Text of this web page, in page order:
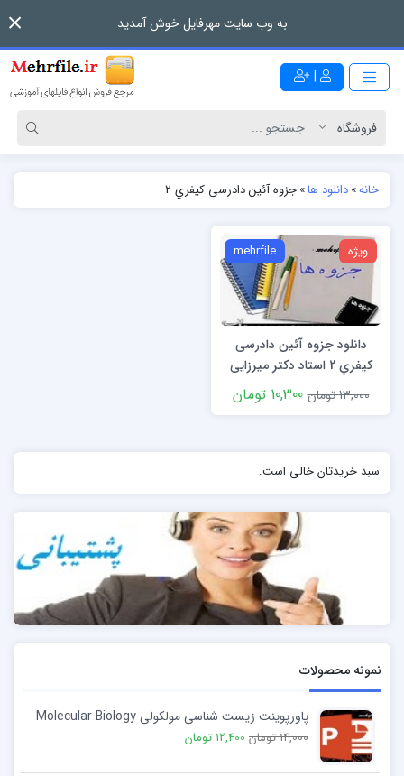
به وب سایت مهرفایل خوش آمدید
|
خانه»دانلود ها»جزوه آئین دادرسی کیفري 2
ویژه mehrfile
دانلود جزوه آئین دادرسی
کیفري 2 استاد دکتر میرزایی
13,000 تومان
10,300 تومان
سبد خریدتان خالی است.
نمونه محصولات
پاورپوینت زیست شناسی مولکولی Molecular Biology
14,000 تومان 12,400 تومان